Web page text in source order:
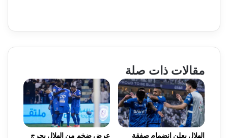
مقالات ذات صلة
عرض ضخم من الهلال يحرج
الهلال يعلن انضمام صفقة